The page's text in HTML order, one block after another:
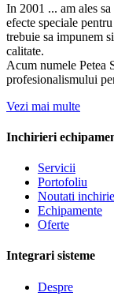
In 2001 ... am ales
efecte speciale
trebuie sa impunem
calitate.
Acum numele Petea
profesionalismului
Vezi mai multe
Inchirieri
Servicii
Portofoliu
Noutati
Echipamente
Oferte
Integrari sisteme
Despre